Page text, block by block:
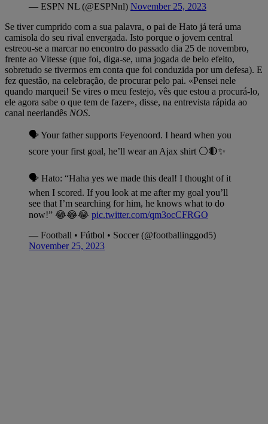
— ESPN NL (@ESPNnl) November 25, 2023
Se tiver cumprido com a sua palavra, o pai de Hato já terá uma
camisola do seu rival envergada. Isto porque o jovem central
estreou-se a marcar no encontro do passado dia 25 de novembro,
frente ao Vitesse (que foi, diga-se, uma jogada de belo efeito,
sobretudo se tivermos em conta que foi conduzida por um defesa). E
fez questão, na celebração, de procurar pelo pai. «Pensei nele
quando marquei! Se vires o meu festejo, vês que estou a procurá-lo,
ele agora sabe o que tem de fazer», disse, na entrevista rápida ao
canal neerlandês NOS.
🗣️ Your father supports Feyenoord. I heard when you
score your first goal, he’ll wear an Ajax shirt ⚪️🔴✨
🗣️ Hato: “Haha yes we made this deal! I thought of it
when I scored. If you look at me after my goal you’ll
see that I’m searching for him, he knows what to do
now!” 😂😂😂 pic.twitter.com/qm3ocCFRGO
— Football • Fútbol • Soccer (@footballinggod5)
November 25, 2023